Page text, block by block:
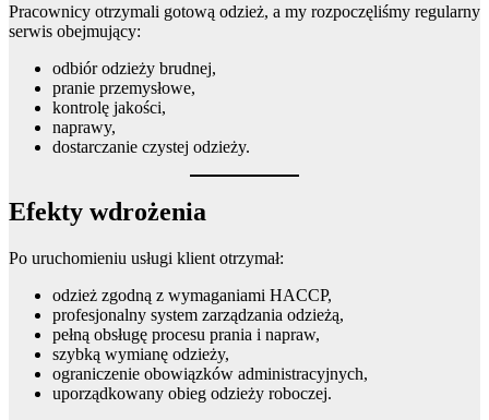
Pracownicy otrzymali gotową odzież, a my rozpoczęliśmy regularny
serwis obejmujący:
odbiór odzieży brudnej,
pranie przemysłowe,
kontrolę jakości,
naprawy,
dostarczanie czystej odzieży.
Efekty wdrożenia
Po uruchomieniu usługi klient otrzymał:
odzież zgodną z wymaganiami HACCP,
profesjonalny system zarządzania odzieżą,
pełną obsługę procesu prania i napraw,
szybką wymianę odzieży,
ograniczenie obowiązków administracyjnych,
uporządkowany obieg odzieży roboczej.